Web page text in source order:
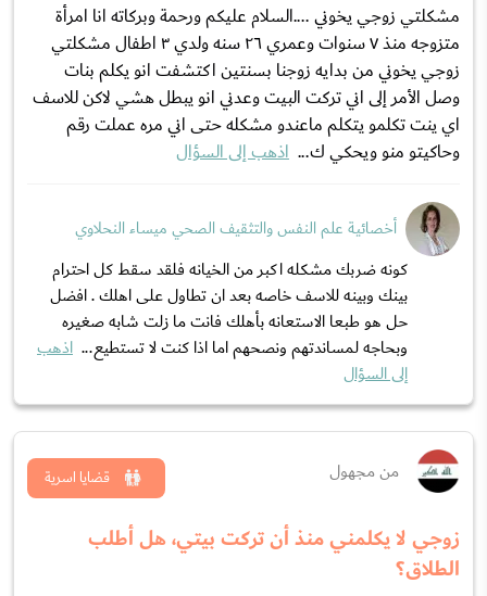
مشكلتي زوجي يخوني ....السلام عليكم ورحمة وبركاته انا امرأة
متزوجه منذ ٧ سنوات وعمري ٢٦ سنه ولدي ٣ اطفال مشكلتي
زوجي يخوني من بدايه زوجنا بسنتين اكتشفت انو يكلم بنات
وصل الأمر إلى اني تركت البيت وعدني انو يبطل هشي لاكن للاسف
اي ينت تكلمو يتكلم ماعندو مشكله حتى اني مره عملت رقم
وحاكيتو منو ويحكي ك... اذهب إلى السؤال
أخصائية علم النفس والتثقيف الصحي ميساء النحلاوي
كونه ضربك مشكله اكبر من الخيانه فلقد سقط كل احترام
بينك وبينه للاسف خاصه بعد ان تطاول على اهلك . افضل
حل هو طبعا الاستعانه بأهلك فانت ما زلت شابه صغيره
وبحاجه لمساندتهم ونصحهم اما اذا كنت لا تستطيع... اذهب
إلى السؤال
من مجهول
زوجي لا يكلمني منذ أن تركت بيتي، هل أطلب
الطلاق؟
قضايا اسرية